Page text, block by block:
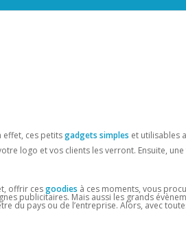
effet, ces petitsgadgets simples et utilisables
logo et vos clients les verront. Ensuite,
offrir cesgoodies à ces moments, vous
publicitaires. Mais aussi les grands
du pays ou de l’entreprise. Alors, avec